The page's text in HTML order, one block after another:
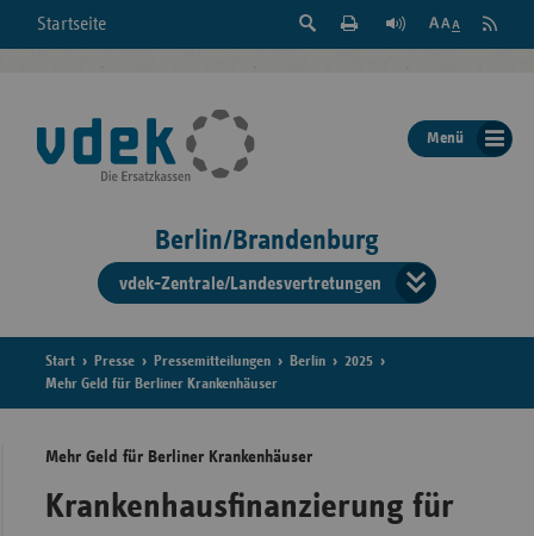
Startseite
Suche
der
Seite
Feed
Menü
Berlin/Brandenburg
vdek-Zentrale/Landesvertretungen
der
Start Presse Pressemitteilungen Berlin
2025
Mehr Geld für Berliner Krankenhäuser
Mehr Geld für Berliner Krankenhäuser
Krankenhausfinanzierung für